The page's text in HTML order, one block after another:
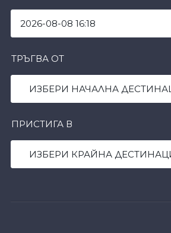
ТРЪГВА ОТ
ИЗБЕРИ НАЧАЛНА
ПРИСТИГА В
ИЗБЕРИ КРАЙНА